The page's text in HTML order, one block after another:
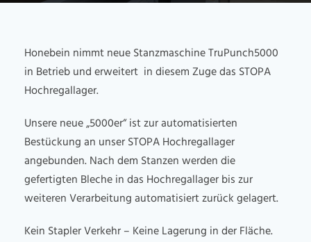
Honebein nimmt neue Stanzmaschine TruPunch5000
in Betrieb und erweitert in diesem Zuge das STOPA
Hochregallager.
Unsere neue „5000er“ ist zur automatisierten
Bestückung an unser STOPA Hochregallager
angebunden. Nach dem Stanzen werden die
gefertigten Bleche in das Hochregallager bis zur
weiteren Verarbeitung automatisiert zurück gelagert.
Kein Stapler Verkehr – Keine Lagerung in der Fläche.